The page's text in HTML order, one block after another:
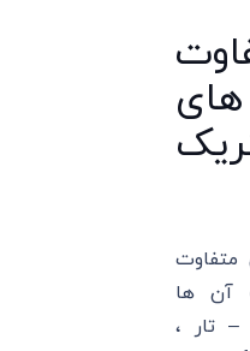
متفاوت
آن ها
– تار ،